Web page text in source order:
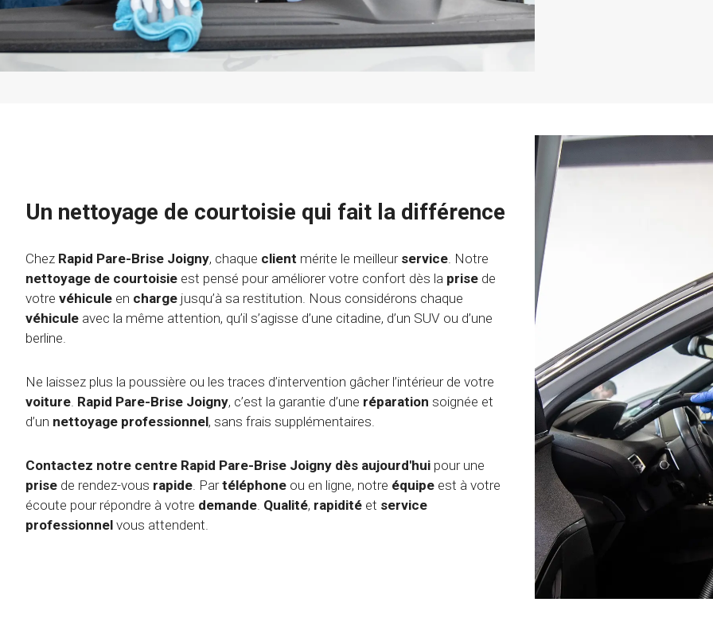
Un nettoyage de courtoisie qui fait la différence
Chez Rapid Pare-Brise Joigny, chaque client mérite le meilleur service. Notre
nettoyage de courtoisie est pensé pour améliorer votre confort dès la prise de
votre véhicule en charge jusqu’à sa restitution. Nous considérons chaque
véhicule avec la même attention, qu’il s’agisse d’une citadine, d’un SUV ou d’une
berline.
Ne laissez plus la poussière ou les traces d’intervention gâcher l’intérieur de votre
voiture. Rapid Pare-Brise Joigny, c’est la garantie d’une réparation soignée et
d’un nettoyage professionnel, sans frais supplémentaires.
Contactez notre centre Rapid Pare-Brise Joigny dès aujourd'hui pour une
prise de rendez-vous rapide. Partéléphone ou en ligne, notre équipe est à votre
écoute pour répondre à votre demande. Qualité, rapidité et service
professionnel vous attendent.